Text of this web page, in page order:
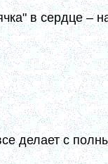
в сердце –
будто
особенного.
и от этого
помощь и Свою
делает с